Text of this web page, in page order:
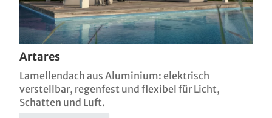
Artares
Lamellendach aus Aluminium: elektrisch
verstellbar, regenfest und flexibel für Licht,
Schatten und Luft.